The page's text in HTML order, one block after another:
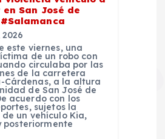
San José de
este viernes, una
de un robo con
circulaba por las
de la carretera
Cárdenas, a la altura
de San José de
acuerdo con los
sujetos la
un vehículo Kia,
posteriormente